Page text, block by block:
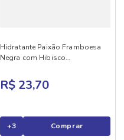
Hidratante Paixão Framboesa
Negra com Hibisco
desodorante 200ml
R$ 23,70
+3 Comprar